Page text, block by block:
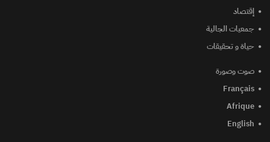
إقتصاد
جمعيات الجالية
حياة و تحقيقات
صوت وصورة
Français
Afrique
English